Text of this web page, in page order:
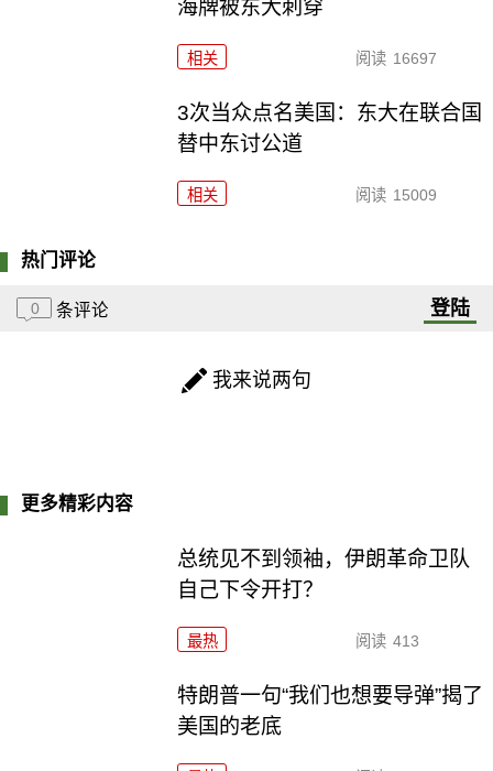
海牌被东大刺穿
相关 阅读 16697
3次当众点名美国：东大在联合国
替中东讨公道
相关 阅读 15009
热门评论
0 条评论 登陆
我来说两句
更多精彩内容
总统见不到领袖，伊朗革命卫队
自己下令开打？
最热 阅读 413
特朗普一句“我们也想要导弹”揭了
美国的老底